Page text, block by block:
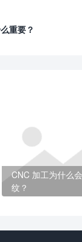
重要？
CNC 加工为什么
纹？